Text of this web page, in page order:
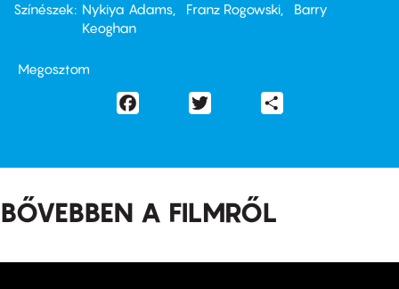
Színészek
Nykiya Adams Franz Rogowski
Barry
Keoghan
Megosztom
Facebook
BŐVEBBEN A FILMRŐL